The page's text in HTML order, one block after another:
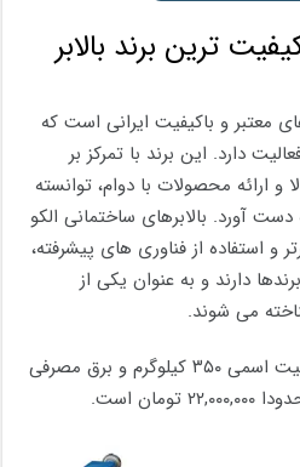
ترین برند بالابر
معتبر و باکیفیت ایرانی است که
دارد. این برند با تمرکز بر
و ارائه محصولات با دوام، توانسته
دست آورد. بالابرهای ساختمانی الکو
و استفاده از فناوری های پیشرفته،
دارند و به عنوان یکی از
می شوند.
قیمت الکو آسیا سمنان با ظرفیت اسمی ۳۵۰ کیلوگرم و برق مصرفی